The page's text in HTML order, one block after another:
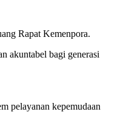
Rapat Kemenpora.
akuntabel bagi generasi
pelayanan kepemudaan